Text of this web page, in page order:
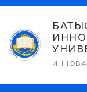
Skip
content